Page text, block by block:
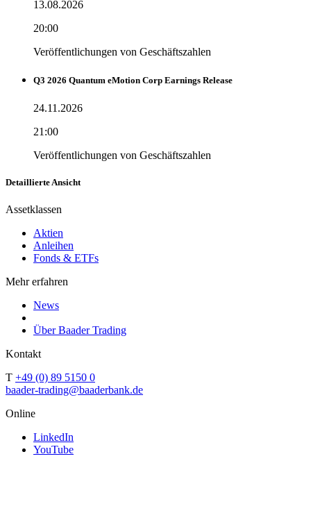
13.08.2026
20:00
Veröffentlichungen von Geschäftszahlen
Q3 2026 Quantum eMotion Corp Earnings Release
24.11.2026
21:00
Veröffentlichungen von Geschäftszahlen
Detaillierte Ansicht
Assetklassen
Aktien
Anleihen
Fonds & ETFs
Mehr erfahren
News
Über Baader Trading
Kontakt
T +49 (0) 89 5150 0
baader-trading@baaderbank.de
Online
LinkedIn
YouTube